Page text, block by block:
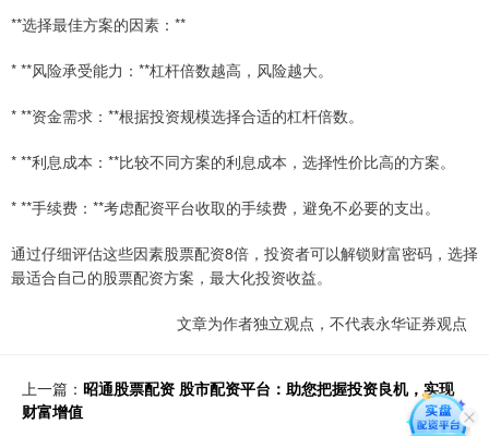
**选择最佳方案的因素：**
* **风险承受能力：**杠杆倍数越高，风险越大。
* **资金需求：**根据投资规模选择合适的杠杆倍数。
* **利息成本：**比较不同方案的利息成本，选择性价比高的方案。
* **手续费：**考虑配资平台收取的手续费，避免不必要的支出。
通过仔细评估这些因素股票配资8倍，投资者可以解锁财富密码，选择
最适合自己的股票配资方案，最大化投资收益。
文章为作者独立观点，不代表永华证券观点
上一篇： 昭通股票配资 股市配资平台：助您把握投资良机，实现
财富增值